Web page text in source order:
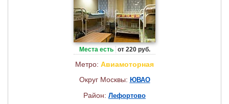
Места есть от 220 руб.
Метро: Авиамоторная
Округ Москвы: ЮВАО
Район: Лефортово